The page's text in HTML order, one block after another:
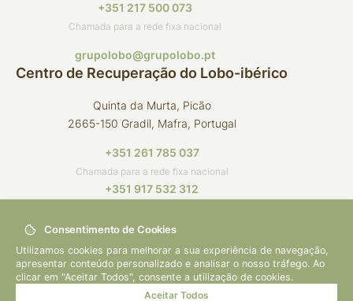
+351 217 500 073
Chamada para a rede fixa nacional
grupolobo@grupolobo.pt
Centro de Recuperação do Lobo-ibérico
Quinta da Murta, Picão
2665-150 Gradil, Mafra, Portugal
+351 261 785 037
Chamada para a rede fixa nacional
+351 917 532 312
crli@grupolobo.pt
© 2026 Grupo Lobo
Consentimento de Cookies
Utilizamos cookies para melhorar a sua experiência de navegação,
apresentar conteúdo personalizado e analisar o nosso tráfego. Ao
clicar em "Aceitar Todos", consente a utilização de cookies.
Aceitar Todos